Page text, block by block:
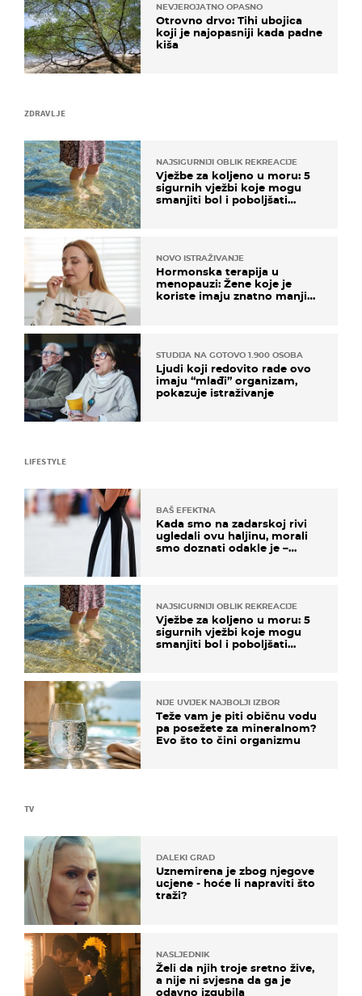
ZDRAVLJE
NAJSIGURNIJI OBLIK REKREACIJE
Vježbe za koljeno u moru: 5
sigurnih vježbi koje mogu
smanjiti bol i poboljšati
NOVO ISTRAŽIVANJE
Hormonska terapija u
menopauzi: Žene koje je
koriste imaju znatno manji
STUDIJA NA GOTOVO 1.900 OSOBA
Ljudi koji redovito rade ovo
imaju “mlađi” organizam,
pokazuje istraživanje
TV
DALEKI GRAD
Uznemirena je zbog njegove
ucjene - hoće li napraviti što
traži?
NASLJEDNIK
Želi da njih troje sretno žive,
a nije ni svjesna da ga je
odavno izgubila
NEVJEROJATNO OPASNO
Otrovno drvo: Tihi ubojica
koji je najopasniji kada padne
kiša
LIFESTYLE
BAŠ EFEKTNA
Kada smo na zadarskoj rivi
ugledali ovu haljinu, morali
smo doznati odakle je –
NAJSIGURNIJI OBLIK REKREACIJE
Vježbe za koljeno u moru: 5
sigurnih vježbi koje mogu
smanjiti bol i poboljšati
NIJE UVIJEK NAJBOLJI IZBOR
Teže vam je piti običnu vodu
pa posežete za mineralnom?
Evo što to čini organizmu